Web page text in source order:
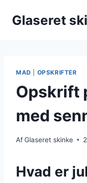
Glaseret
MAD OPSKRIFTER
Opskrift
med
AfGlaseret skinke
Hvad er